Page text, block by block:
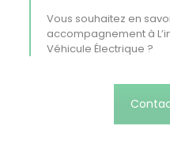
Vous souhaitez en
accompagnement à
Véhicule Électrique ?